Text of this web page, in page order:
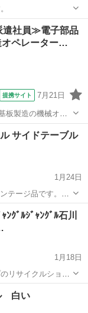
遣社員≫電子部品
オペレーター…
提携サイト 7月21日
製造の機械オペ
達同士の応募OK！
度あり！マイカー
サイドテーブル
1月24日
テージ品です。購
に惜しまれつつ閉
会えない大変希少
ｸﾞﾙｼﾞｬﾝｸﾞﾙ石川
1月18日
価格(表示価格より
ングル
白い